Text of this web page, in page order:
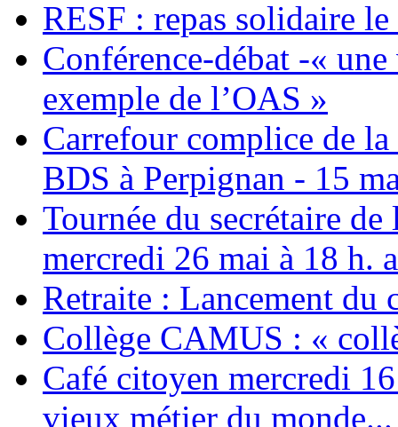
RESF : repas solidaire
Conférence-débat -«
exemple de l’OAS »
Carrefour complice de
BDS à Perpignan - 15
Tournée du secrétaire
mercredi 26 mai à 18 h.
Retraite : Lancement du
Collège CAMUS : «
Café citoyen mercredi
vieux métier du